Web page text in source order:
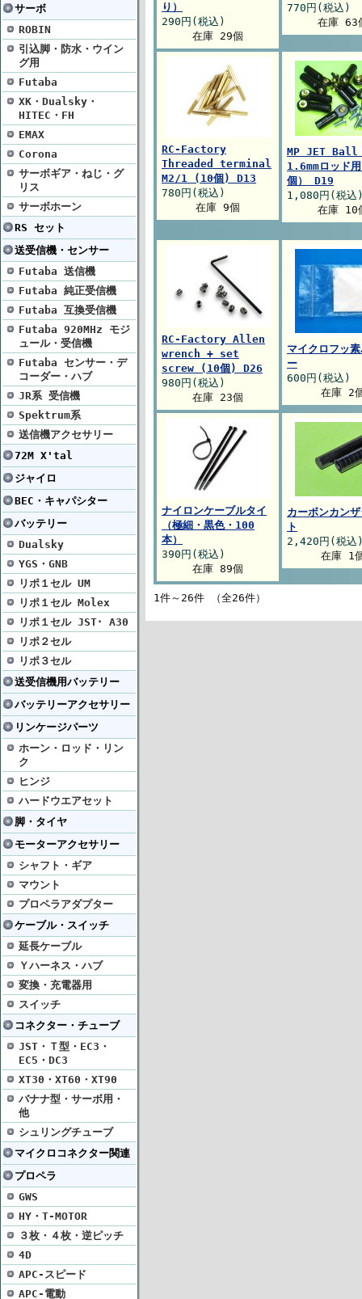
サーボ
ROBIN
引込脚・防水・ウイン
グ用
Futaba
XK・Dualsky・
HITEC・FH
EMAX
Corona
サーボギア・ねじ・グ
リス
サーボホーン
RS セット
送受信機・センサー
Futaba 送信機
Futaba 純正受信機
Futaba 互換受信機
Futaba 920MHz モジ
ュール・受信機
Futaba センサー・デ
コーダー・ハブ
JR系 受信機
Spektrum系
送信機アクセサリー
72M X'tal
ジャイロ
BEC・キャパシター
バッテリー
Dualsky
YGS・GNB
リポ１セル UM
リポ１セル Molex
リポ１セル JST･ A30
リポ２セル
リポ３セル
送受信機用バッテリー
バッテリーアクセサリー
リンケージパーツ
ホーン・ロッド・リン
ク
ヒンジ
ハードウエアセット
脚・タイヤ
モーターアクセサリー
シャフト・ギア
マウント
プロペラアダプター
ケーブル・スイッチ
延長ケーブル
Ｙハーネス・ハブ
変換・充電器用
スイッチ
コネクター・チューブ
JST・Ｔ型・EC3・
EC5・DC3
XT30・XT60・XT90
バナナ型・サーボ用・
他
シュリングチューブ
マイクロコネクター関連
プロペラ
GWS
HY・T-MOTOR
３枚・４枚・逆ピッチ
4D
APC-スピード
APC-電動
り）
290円(税込)
在庫 29個
770円(税込)
在庫 63
RC-Factory
Threaded terminal
M2/1 (10個) D13
780円(税込)
在庫 9個
MP JET Ball
1.6mmロッド
個） D19
1,080円(税込
在庫 10
RC-Factory Allen
wrench + set
screw (10個) D26
980円(税込)
在庫 23個
マイクロフッ
ー
600円(税込)
在庫 2
ナイロンケーブルタイ
（極細・黒色・100
本）
390円(税込)
在庫 89個
カーボンカン
ト
2,420円(税込
在庫 1
1件～26件 （全26件）